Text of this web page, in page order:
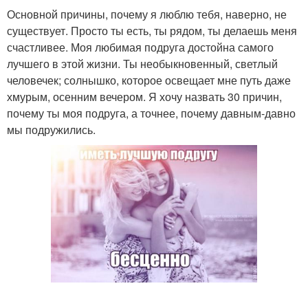
Основной причины, почему я люблю тебя, наверно, не
существует. Просто ты есть, ты рядом, ты делаешь меня
счастливее. Моя любимая подруга достойна самого
лучшего в этой жизни. Ты необыкновенный, светлый
человечек; солнышко, которое освещает мне путь даже
хмурым, осенним вечером. Я хочу назвать 30 причин,
почему ты моя подруга, а точнее, почему давным-давно
мы подружились.